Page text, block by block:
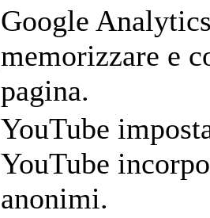
Google
memorizzare e
pagina.
YouTube
YouTube
anonimi.